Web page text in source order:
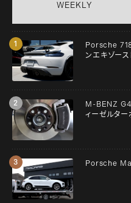
WEEKLY
Porsche
ンエキゾース
M-BENZ
ィーゼルター
Porsche